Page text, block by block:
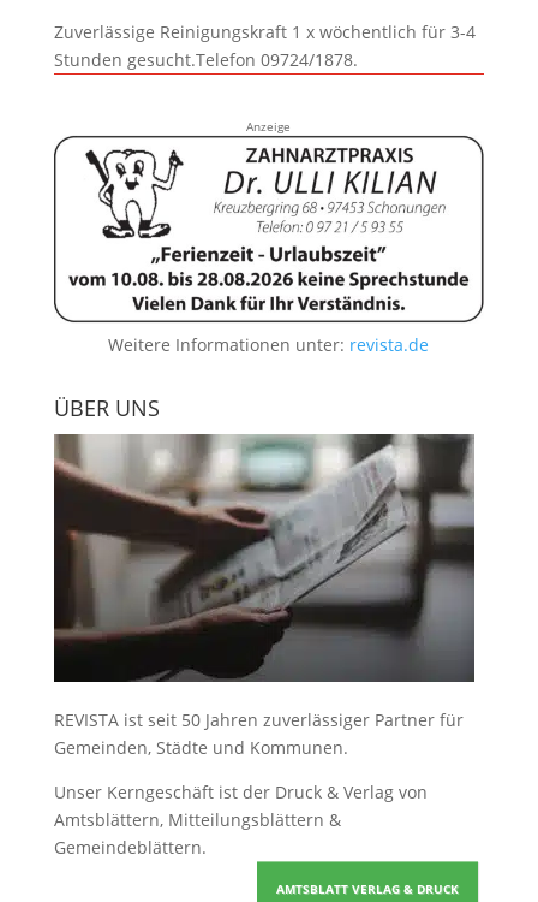
Zuverlässige Reinigungskraft 1 x wöchentlich für 3-4
Stunden gesucht.Telefon 09724/1878.
Anzeige
Weitere Informationen unter: revista.de
ÜBER UNS
REVISTA ist seit 50 Jahren zuverlässiger Partner für
Gemeinden, Städte und Kommunen.
Unser Kerngeschäft ist der Druck & Verlag von
Amtsblättern, Mitteilungsblättern &
Gemeindeblättern.
AMTSBLATT VERLAG & DRUCK